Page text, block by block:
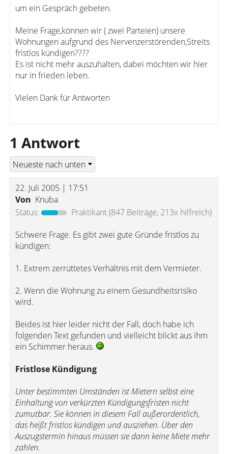
um ein Gespräch gebeten.
Meine Frage,können wir ( zwei Parteien) unsere
Wohnungen aufgrund des Nervenzerstörenden,Streits
fristlos kündigen????
Es ist nicht mehr auszuhalten, dabei möchten wir hier
nur in frieden leben.
Vielen Dank für Antworten
1 Antwort
22. Juli 2005 | 17:51
Von Knuba
Status:
Praktikant(847 Beiträge, 213x hilfreich)
Schwere Frage. Es gibt zwei gute Gründe fristlos zu
kündigen:
1. Extrem zerrüttetes Verhältnis mit dem Vermieter.
2. Wenn die Wohnung zu einem Gesundheitsrisiko
wird.
Beides ist hier leider nicht der Fall, doch habe ich
folgenden Text gefunden und vielleicht blickt aus ihm
ein Schimmer heraus.
Fristlose Kündigung
Unter bestimmten Umständen ist Mietern selbst eine
Einhaltung von verkürzten Kündigungsfristen nicht
zumutbar. Sie können in diesem Fall außerordentlich,
das heißt fristlos kündigen und ausziehen. Über den
Auszugstermin hinaus müssen sie dann keine Miete mehr
zahlen.